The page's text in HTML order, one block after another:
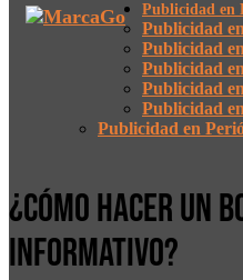
Publicidad en
Publicidad
Publicidad
Publicidad
Publicidad
Publicidad
Publicidad en
¿CÓMO HACER UN
INFORMATIVO?